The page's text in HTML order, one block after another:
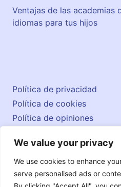
We value your privacy
We use cookies to enhance
serve personalised ads or
Ventajas de las academias
idiomas para tus hijos
© 2026 englishatlas.es
Política de privacidad
Política de cookies
Política de opiniones
Contacto